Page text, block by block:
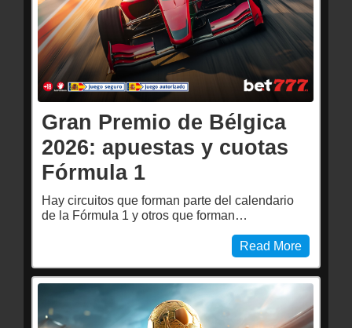
Gran Premio de Bélgica
2026: apuestas y cuotas
Fórmula 1
Hay circuitos que forman parte del calendario
de la Fórmula 1 y otros que forman…
Read More